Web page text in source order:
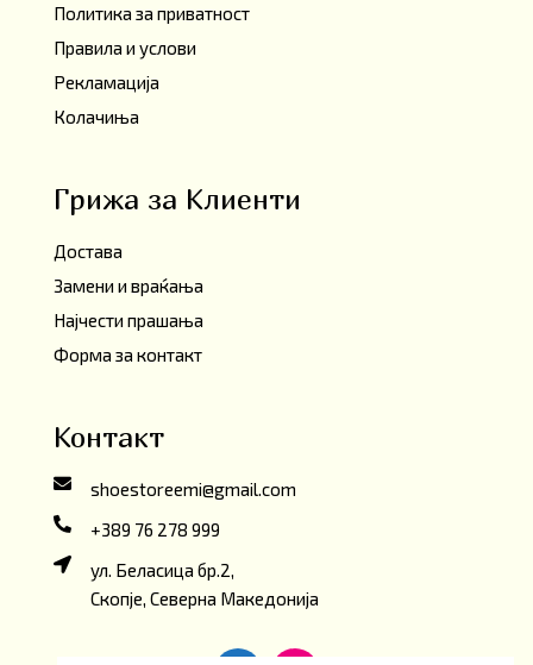
Политика за приватност
Правила и услови
Рекламација
Колачиња
Грижа за Клиенти
Достава
Замени и враќања
Најчести прашања
Форма за контакт
Контакт
shoestoreemi@gmail.com
+389 76 278 999
ул. Беласица бр.2,
Скопје, Северна Македонија